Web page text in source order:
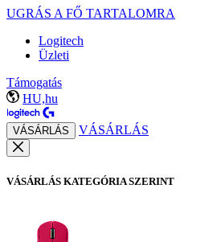
UGRÁS A FŐ TARTALOMRA
Logitech
Üzleti
Támogatás
HU,hu
VÁSÁRLÁS VÁSÁRLÁS
VÁSÁRLÁS KATEGÓRIA SZERINT